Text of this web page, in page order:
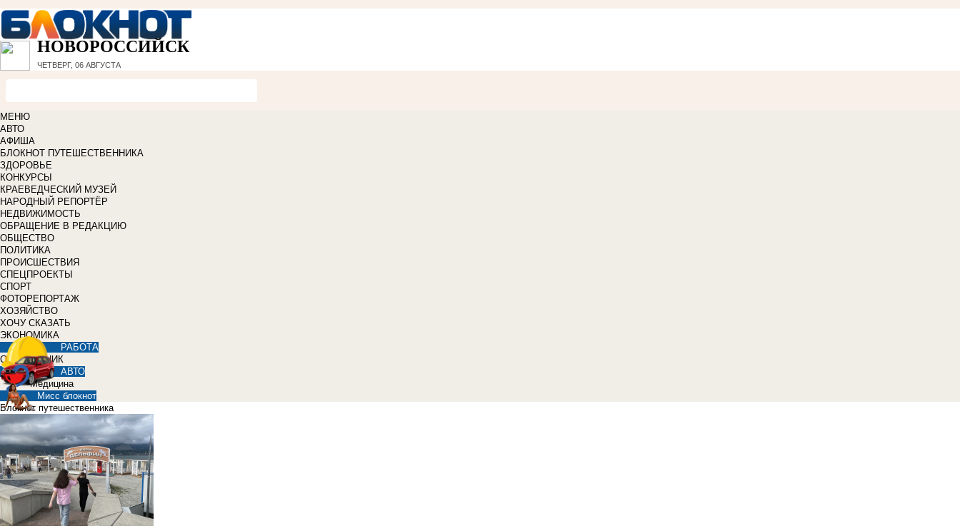
НОВОРОССИЙСК
ЧЕТВЕРГ, 06 АВГУСТА
МЕНЮ
АВТО
АФИША
БЛОКНОТ ПУТЕШЕСТВЕННИКА
ЗДОРОВЬЕ
КОНКУРСЫ
КРАЕВЕДЧЕСКИЙ МУЗЕЙ
НАРОДНЫЙ РЕПОРТЁР
НЕДВИЖИМОСТЬ
ОБРАЩЕНИЕ В РЕДАКЦИЮ
ОБЩЕСТВО
ПОЛИТИКА
ПРОИСШЕСТВИЯ
СПЕЦПРОЕКТЫ
СПОРТ
ФОТОРЕПОРТАЖ
ХОЗЯЙСТВО
ХОЧУ СКАЗАТЬ
ЭКОНОМИКА
РАБОТА
СПРАВОЧНИК
АВТО
Медицина
Мисс блокнот
Блокнот путешественника